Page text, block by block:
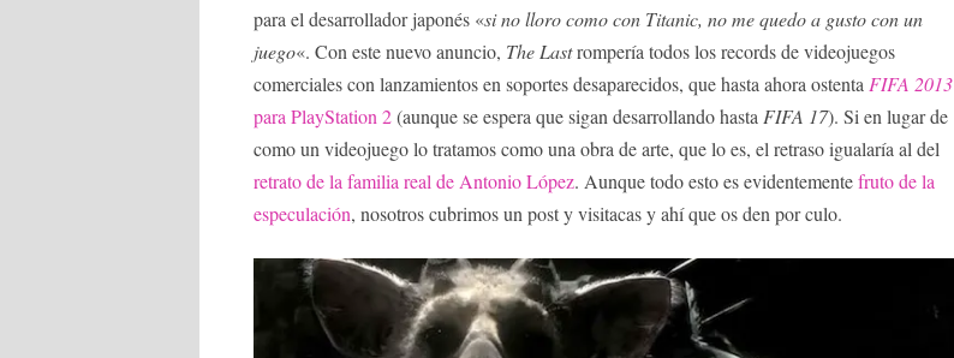
para el desarrollador japonés «si no lloro como con Titanic, no me quedo a gusto con un
juego«. Con este nuevo anuncio, The Lastrompería todos los records de videojuegos
comerciales con lanzamientos en soportes desaparecidos, que hasta ahora ostenta FIFA 2013
para PlayStation 2(aunque se espera que sigan desarrollando hasta FIFA 17). Si en lugar de
como un videojuego lo tratamos como una obra de arte, que lo es, el retraso igualaría al del
retrato de la familia real de Antonio López. Aunque todo esto es evidentementefruto de la
especulación, nosotros cubrimos un post y visitacas y ahí que os den por culo.